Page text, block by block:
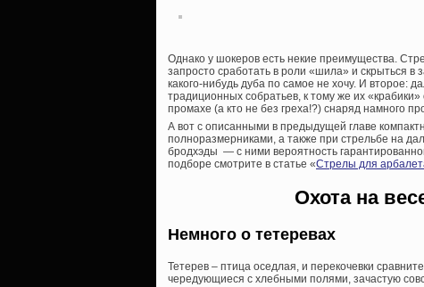
Однако у шокеров есть некие преимущества.
запросто сработать в роли «шила» и скрыться в
какого-нибудь дуба по самое не хочу. И второе:
традиционных собратьев, к тому же их
промахе (а кто не без греха!?) снаряд намного
А вот с описанными в предыдущей главе
полноразмерниками, а также при стрельбе на
бродхэды — с ними вероятность
подборе смотрите в статье «Стрелы для
Охота на
Немного о тетеревах
Тетерев – птица оседлая, и перекочевки
чередующиеся с хлебными полями, зачастую